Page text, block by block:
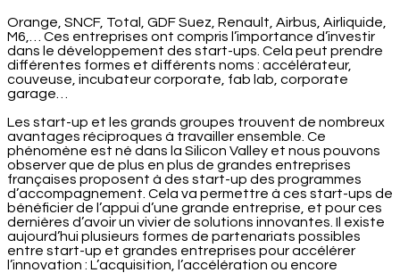
Orange, SNCF, Total, GDF Suez, Renault, Airbus, Airliquide,
M6,… Ces entreprises ont compris l’importance d’investir
dans le développement des start-ups. Cela peut prendre
différentes formes et différents noms : accélérateur,
couveuse, incubateur corporate, fab lab, corporate
garage…
Les start-up et les grands groupes trouvent de nombreux
avantages réciproques à travailler ensemble. Ce
phénomène est né dans la Silicon Valley et nous pouvons
observer que de plus en plus de grandes entreprises
françaises proposent à des start-up des programmes
d’accompagnement. Cela va permettre à ces start-ups de
bénéficier de l’appui d’une grande entreprise, et pour ces
dernières d’avoir un vivier de solutions innovantes. Il existe
aujourd’hui plusieurs formes de partenariats possibles
entre start-up et grandes entreprises pour accélérer
l’innovation : L’acquisition, l’accélération ou encore